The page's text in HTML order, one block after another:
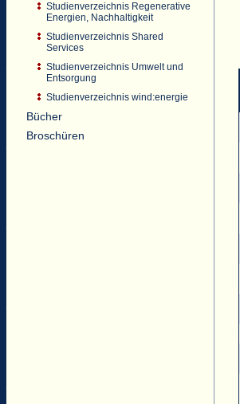
Studienverzeichnis Regenerative
Energien, Nachhaltigkeit
Studienverzeichnis Shared
Services
Studienverzeichnis Umwelt und
Entsorgung
Studienverzeichnis wind:energie
Bücher
Broschüren